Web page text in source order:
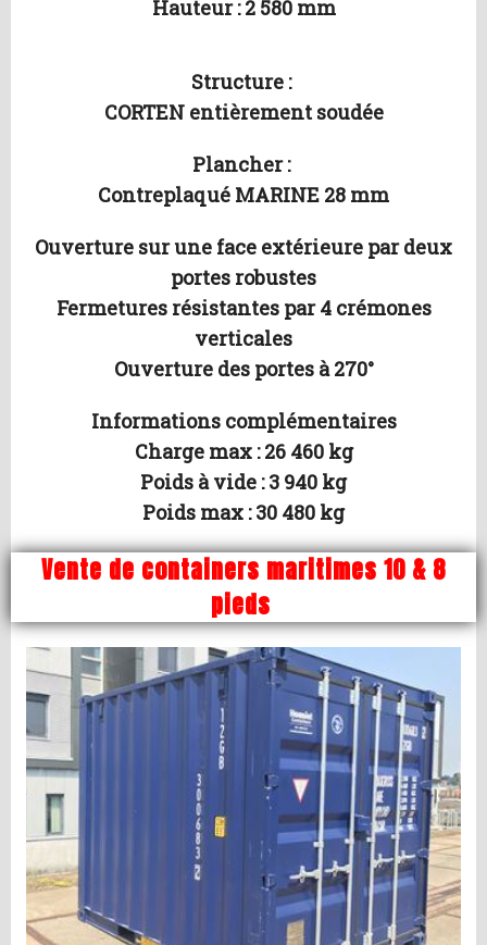
Hauteur : 2 580 mm
Structure :
CORTEN entièrement soudée
Plancher :
Contreplaqué MARINE 28 mm
Ouverture sur une face extérieure par deux
portes robustes
Fermetures résistantes par 4 crémones
verticales
Ouverture des portes à 270°
Informations complémentaires
Charge max : 26 460 kg
Poids à vide : 3 940 kg
Poids max : 30 480 kg
Vente de containers maritimes 10 & 8
pieds